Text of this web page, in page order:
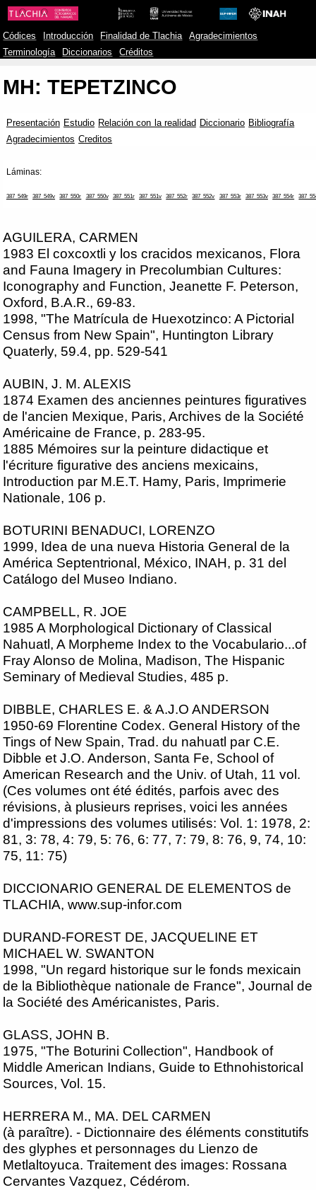
Códices Introducción Finalidad de Tlachia
Agradecimientos
Terminología
Diccionarios Créditos
MH: TEPETZINCO
Presentación Estudio Relación con la realidad Diccionario Bibliografía
Agradecimientos Creditos
Láminas:
387_549r 387_549v 387_550r 387_550v 387_551r 387_551v 387_552r 387_552v 387_553r 387_553v 387_554r
AGUILERA, CARMEN
1983 El coxcoxtli y los cracidos mexicanos, Flora
and Fauna Imagery in Precolumbian Cultures:
Iconography and Function, Jeanette F. Peterson,
Oxford, B.A.R., 69-83.
1998, "The Matrícula de Huexotzinco: A Pictorial
Census from New Spain", Huntington Library
Quaterly, 59.4, pp. 529-541
AUBIN, J. M. ALEXIS
1874 Examen des anciennes peintures figuratives
de l'ancien Mexique, Paris, Archives de la Société
Américaine de France, p. 283-95.
1885 Mémoires sur la peinture didactique et
l'écriture figurative des anciens mexicains,
Introduction par M.E.T. Hamy, Paris, Imprimerie
Nationale, 106 p.
BOTURINI BENADUCI, LORENZO
1999, Idea de una nueva Historia General de la
América Septentrional, México, INAH, p. 31 del
Catálogo del Museo Indiano.
CAMPBELL, R. JOE
1985 A Morphological Dictionary of Classical
Nahuatl, A Morpheme Index to the Vocabulario...of
Fray Alonso de Molina, Madison, The Hispanic
Seminary of Medieval Studies, 485 p.
DIBBLE, CHARLES E. & A.J.O ANDERSON
1950-69 Florentine Codex. General History of the
Tings of New Spain, Trad. du nahuatl par C.E.
Dibble et J.O. Anderson, Santa Fe, School of
American Research and the Univ. of Utah, 11 vol.
(Ces volumes ont été édités, parfois avec des
révisions, à plusieurs reprises, voici les années
d'impressions des volumes utilisés: Vol. 1: 1978, 2:
81, 3: 78, 4: 79, 5: 76, 6: 77, 7: 79, 8: 76, 9, 74, 10:
75, 11: 75)
DICCIONARIO GENERAL DE ELEMENTOS de
TLACHIA, www.sup-infor.com
DURAND-FOREST DE, JACQUELINE ET
MICHAEL W. SWANTON
1998, "Un regard historique sur le fonds mexicain
de la Bibliothèque nationale de France", Journal de
la Société des Américanistes, Paris.
GLASS, JOHN B.
1975, "The Boturini Collection", Handbook of
Middle American Indians, Guide to Ethnohistorical
Sources, Vol. 15.
HERRERA M., MA. DEL CARMEN
(à paraître). - Dictionnaire des éléments constitutifs
des glyphes et personnages du Lienzo de
Metlaltoyuca. Traitement des images: Rossana
Cervantes Vazquez, Cédérom.